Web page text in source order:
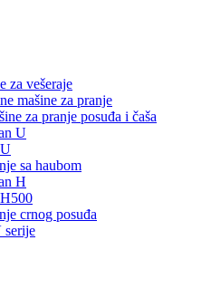
za vešeraje
mašine za pranje
za pranje posuđa i čaša
U
sa haubom
H
crnog posuđa